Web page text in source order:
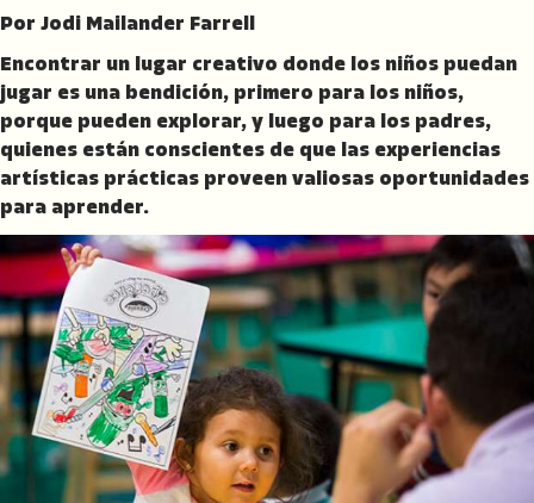
Por Jodi Mailander Farrell
Encontrar un lugar creativo donde los niños puedan
jugar es una bendición, primero para los niños,
porque pueden explorar, y luego para los padres,
quienes están conscientes de que las experiencias
artísticas prácticas proveen valiosas oportunidades
para aprender.